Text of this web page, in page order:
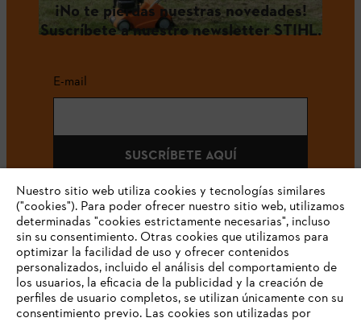
¡No te pierdas nuestras novedades!
Suscríbete a nuestro newsletter STIHL.
E-mail
SUSCRÍBETE AQUÍ
#STIHLCOLOMBIA
Nuestro sitio web utiliza cookies y tecnologías similares
("cookies"). Para poder ofrecer nuestro sitio web, utilizamos
determinadas "cookies estrictamente necesarias", incluso
sin su consentimiento. Otras cookies que utilizamos para
optimizar la facilidad de uso y ofrecer contenidos
personalizados, incluido el análisis del comportamiento de
los usuarios, la eficacia de la publicidad y la creación de
perfiles de usuario completos, se utilizan únicamente con su
consentimiento previo. Las cookies son utilizadas por